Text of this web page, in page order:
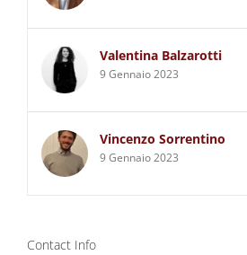
Valentina Balzarotti
9 Gennaio 2023
Vincenzo Sorrentino
9 Gennaio 2023
Contact Info